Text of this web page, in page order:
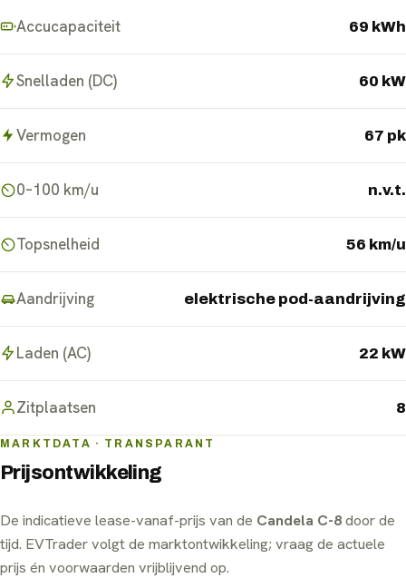
Accucapaciteit 69 kWh
Snelladen (DC) 60 kW
Vermogen 67 pk
0–100 km/u n.v.t.
Topsnelheid 56 km/u
Aandrijving elektrische pod-aandrijving
Laden (AC) 22 kW
Zitplaatsen 8
MARKTDATA · TRANSPARANT
Prijsontwikkeling
De indicatieve lease-vanaf-prijs van de Candela C-8door de
tijd. EVTrader volgt de marktontwikkeling; vraag de actuele
prijs én voorwaarden vrijblijvend op.